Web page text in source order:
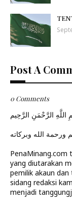
Post A
0 Comments
اللَّهِ الرَّحْمَنِ الرَّحِيم
ورحمة الله وبركاته
PenaMinang.com
yang diutarakan
pemilik akaun
sidang redaksi
menjadi